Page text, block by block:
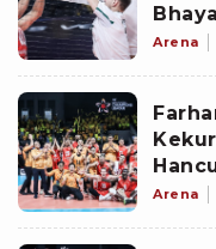
Arena
Arena